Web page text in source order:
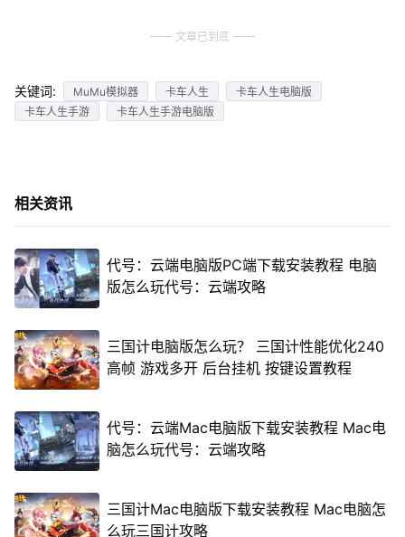
文章已到底
关键词: MuMu模拟器 卡车人生
卡车人生电脑版
卡车人生手游
卡车人生手游电脑版
相关资讯
代号：云端电脑版PC端下载安装教程 电脑
版怎么玩代号：云端攻略
三国计电脑版怎么玩？ 三国计性能优化240
高帧 游戏多开 后台挂机 按键设置教程
代号：云端Mac电脑版下载安装教程 Mac电
脑怎么玩代号：云端攻略
三国计Mac电脑版下载安装教程 Mac电脑怎
么玩三国计攻略